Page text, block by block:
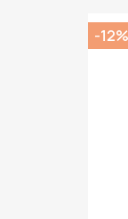
-12%